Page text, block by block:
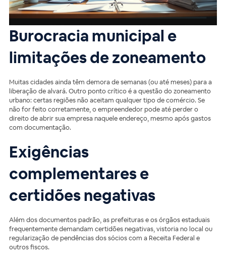
Burocracia municipal e
limitações de zoneamento
Muitas cidades ainda têm demora de semanas (ou até meses) para a
liberação de alvará. Outro ponto crítico é a questão do zoneamento
urbano: certas regiões não aceitam qualquer tipo de comércio. Se
não for feito corretamente, o empreendedor pode até perder o
direito de abrir sua empresa naquele endereço, mesmo após gastos
com documentação.
Exigências
complementares e
certidões negativas
Além dos documentos padrão, as prefeituras e os órgãos estaduais
frequentemente demandam certidões negativas, vistoria no local ou
regularização de pendências dos sócios com a Receita Federal e
outros fiscos.